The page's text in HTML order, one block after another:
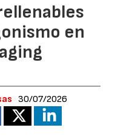
en
30/07/2026